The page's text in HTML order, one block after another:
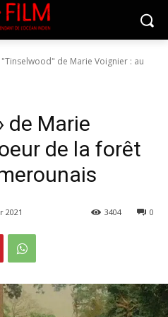
"Tinselwood" de Marie Voignier : au
de Marie
de la forêt
2021 0
3404